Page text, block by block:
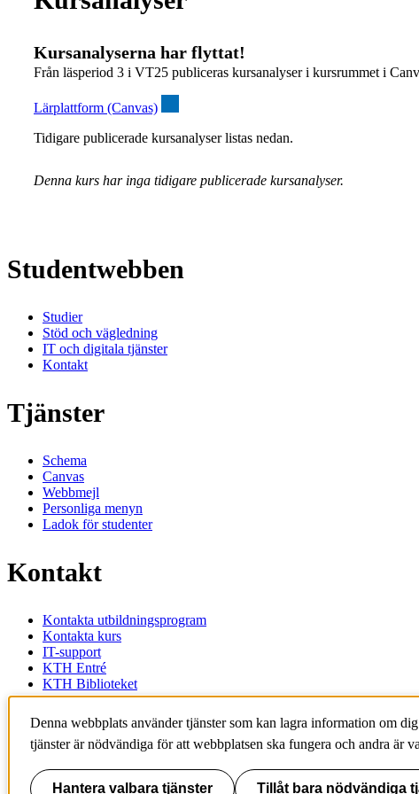
Kursanalyserna har flyttat!
Från läsperiod 3 i VT25 publiceras kursanalyser i kursrummet i
Lärplattform (Canvas)
Tidigare publicerade kursanalyser listas nedan.
Denna kurs har inga tidigare publicerade kursanalyser.
Studentwebben
Studier
Stöd och vägledning
IT och digitala tjänster
Kontakt
Tjänster
Schema
Canvas
Webbmejl
Personliga menyn
Ladok för studenter
Kontakt
Kontakta utbildningsprogram
Kontakta kurs
IT-support
KTH Entré
KTH Biblioteket
100 44 Stockholm
+46 8 790 60 00
Denna webbplats använder tjänster som kan lagra information om
tjänster är nödvändiga för att webbplatsen ska fungera och andra är
Hantera valbara tjänster Tillåt bara nödvändiga